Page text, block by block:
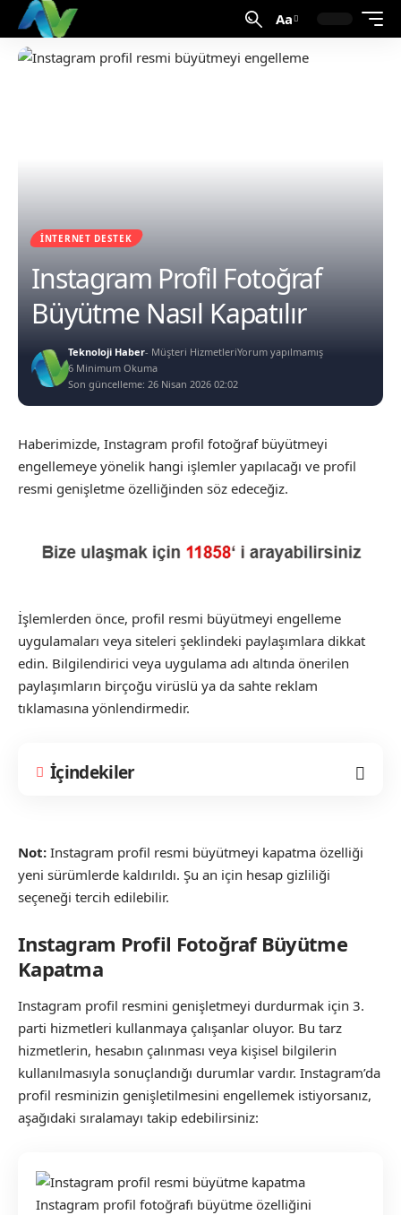
Aa
İNTERNET DESTEK
Instagram Profil Fotoğraf
Büyütme Nasıl Kapatılır
Son güncelleme: 26 Nisan 2026 02:02
Teknoloji Haber- Müşteri HizmetleriYorum yapılmamış
6 Minimum Okuma
Haberimizde, Instagram profil fotoğraf büyütmeyi
engellemeye yönelik hangi işlemler yapılacağı ve profil
resmi genişletme özelliğinden söz edeceğiz.
İşlemlerden önce, profil resmi büyütmeyi engelleme
uygulamaları veya siteleri şeklindeki paylaşımlara dikkat
edin. Bilgilendirici veya uygulama adı altında önerilen
paylaşımların birçoğu virüslü ya da sahte reklam
tıklamasına yönlendirmedir.
İçindekiler
Not: Instagram profil resmi büyütmeyi kapatma özelliği
yeni sürümlerde kaldırıldı. Şu an için hesap gizliliği
seçeneği tercih edilebilir.
Instagram Profil Fotoğraf Büyütme
Kapatma
Instagram profil resmini genişletmeyi durdurmak için 3.
parti hizmetleri kullanmaya çalışanlar oluyor. Bu tarz
hizmetlerin, hesabın çalınması veya kişisel bilgilerin
kullanılmasıyla sonuçlandığı durumlar vardır. Instagram’da
profil resminizin genişletilmesini engellemek istiyorsanız,
aşağıdaki sıralamayı takip edebilirsiniz:
Instagram profil fotoğrafı büyütme özelliğini